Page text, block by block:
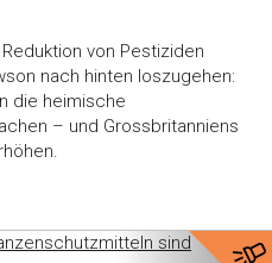
von Pestiziden
nach hinten loszugehen:
die heimische
– und Grossbritanniens